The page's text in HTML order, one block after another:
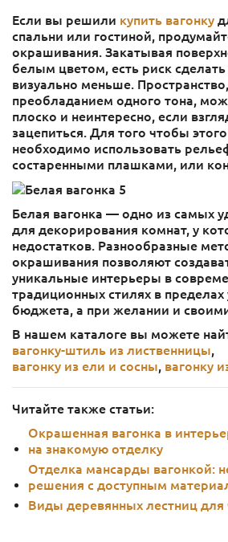
Если вы решили купить вагонку
спальни или гостиной,
окрашивания. Закатывая
белым цветом, есть риск
визуально меньше.
преобладанием одного тона,
плоско и неинтересно, если
зацепиться. Для того чтобы
необходимо использовать
состаренными плашками, или
Белая вагонка — одно из самых
для декорирования комнат, у
недостатков. Разнообразные
окрашивания позволяют
уникальные интерьеры в
традиционных стилях в пределах
бюджета, а при желании и
В нашем каталоге вы можете
вагонку-штиль из лиственницы,
вагонку из ели и сосны, вагонку
Читайте также статьи:
Окрашенная вагонка в
на знакомую отделку
Отделка мансарды вагонкой:
решения с доступным
Виды деревянных лестниц для